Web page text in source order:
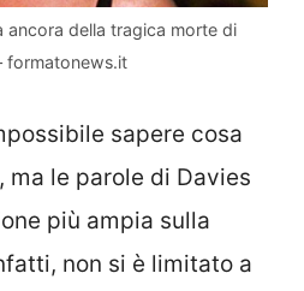
ancora della tragica morte di
formatonews.it
sapere cosa
ma le parole di Davies
più ampia sulla
non si è limitato a